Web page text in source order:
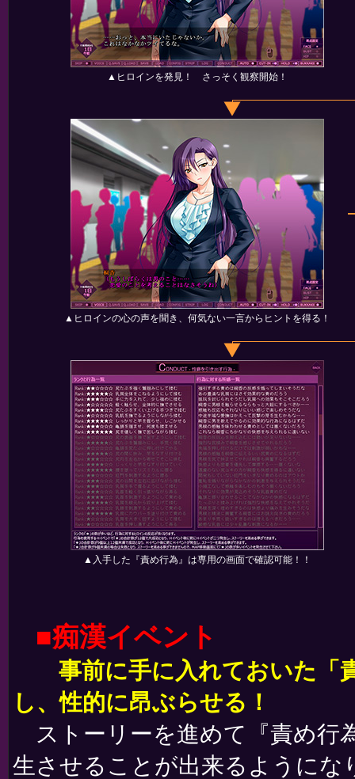
▲ヒロインを発見！ さっそく観察開始！
▲ヒロインの心の声を聞き、何気ない一言からヒントを得る！
▲入手した『責め行為』は専用の画面で確認可能！！
■痴漢イベント
事前に手に入れておいた「
し、性的に昂ぶらせる！
ストーリーを進めて『責め行
生させることが出来るようにな